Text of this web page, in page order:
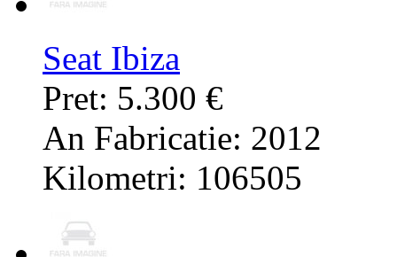
Seat Ibiza
Pret: 5.300 €
An Fabricatie: 2012
Kilometri: 106505